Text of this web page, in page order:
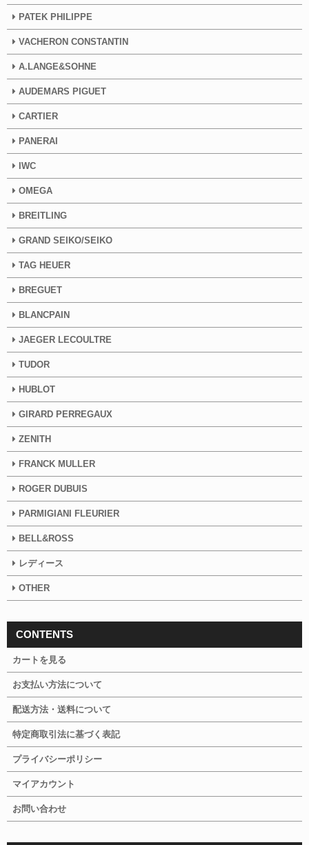
PATEK PHILIPPE
VACHERON CONSTANTIN
A.LANGE&SOHNE
AUDEMARS PIGUET
CARTIER
PANERAI
IWC
OMEGA
BREITLING
GRAND SEIKO/SEIKO
TAG HEUER
BREGUET
BLANCPAIN
JAEGER LECOULTRE
TUDOR
HUBLOT
GIRARD PERREGAUX
ZENITH
FRANCK MULLER
ROGER DUBUIS
PARMIGIANI FLEURIER
BELL&ROSS
レディース
OTHER
CONTENTS
カートを見る
お支払い方法について
配送方法・送料について
特定商取引法に基づく表記
プライバシーポリシー
マイアカウント
お問い合わせ